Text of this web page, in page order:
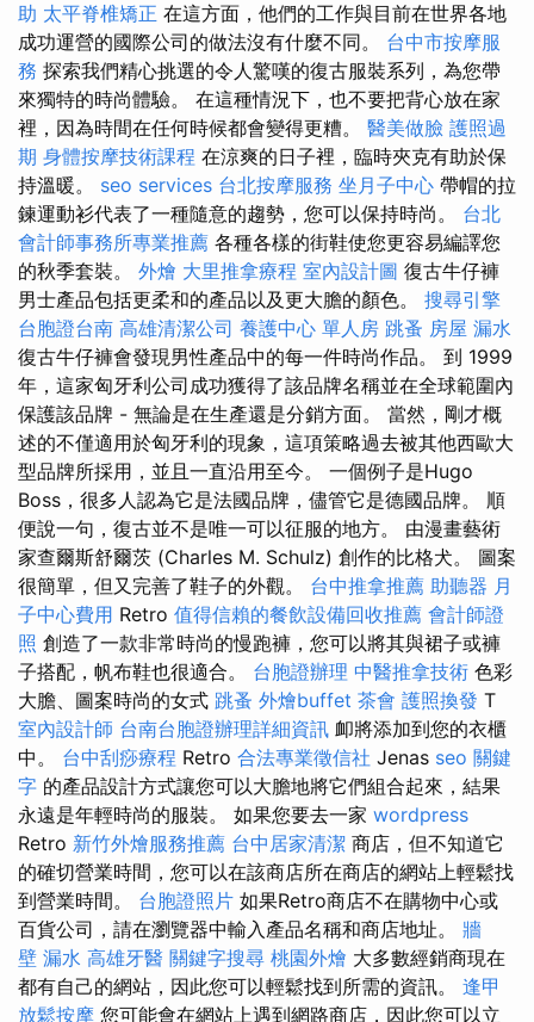
助 太平脊椎矯正 在這方面，他們的工作與目前在世界各地
成功運營的國際公司的做法沒有什麼不同。 台中市按摩服
務 探索我們精心挑選的令人驚嘆的復古服裝系列，為您帶
來獨特的時尚體驗。 在這種情況下，也不要把背心放在家
裡，因為時間在任何時候都會變得更糟。 醫美做臉 護照過
期 身體按摩技術課程 在涼爽的日子裡，臨時夾克有助於保
持溫暖。 seo services 台北按摩服務 坐月子中心 帶帽的拉
鍊運動衫代表了一種隨意的趨勢，您可以保持時尚。 台北
會計師事務所專業推薦 各種各樣的街鞋使您更容易編譯您
的秋季套裝。 外燴 大里推拿療程 室內設計圖 復古牛仔褲
男士產品包括更柔和的產品以及更大膽的顏色。 搜尋引擎
台胞證台南 高雄清潔公司 養護中心 單人房 跳蚤 房屋 漏水
復古牛仔褲會發現男性產品中的每一件時尚作品。 到 1999
年，這家匈牙利公司成功獲得了該品牌名稱並在全球範圍內
保護該品牌 - 無論是在生產還是分銷方面。 當然，剛才概
述的不僅適用於匈牙利的現象，這項策略過去被其他西歐大
型品牌所採用，並且一直沿用至今。 一個例子是Hugo
Boss，很多人認為它是法國品牌，儘管它是德國品牌。 順
便說一句，復古並不是唯一可以征服的地方。 由漫畫藝術
家查爾斯舒爾茨 (Charles M. Schulz) 創作的比格犬。 圖案
很簡單，但又完善了鞋子的外觀。 台中推拿推薦 助聽器 月
子中心費用 Retro 值得信賴的餐飲設備回收推薦 會計師證
照 創造了一款非常時尚的慢跑褲，您可以將其與裙子或褲
子搭配，帆布鞋也很適合。 台胞證辦理 中醫推拿技術 色彩
大膽、圖案時尚的女式 跳蚤 外燴buffet 茶會 護照換發 T
室內設計師 台南台胞證辦理詳細資訊 卹將添加到您的衣櫃
中。 台中刮痧療程 Retro 合法專業徵信社 Jenas seo 關鍵
字 的產品設計方式讓您可以大膽地將它們組合起來，結果
永遠是年輕時尚的服裝。 如果您要去一家 wordpress
Retro 新竹外燴服務推薦 台中居家清潔 商店，但不知道它
的確切營業時間，您可以在該商店所在商店的網站上輕鬆找
到營業時間。 台胞證照片 如果Retro商店不在購物中心或
百貨公司，請在瀏覽器中輸入產品名稱和商店地址。 牆
壁 漏水 高雄牙醫 關鍵字搜尋 桃園外燴 大多數經銷商現在
都有自己的網站，因此您可以輕鬆找到所需的資訊。 逢甲
放鬆按摩 您可能會在網站上遇到網路商店，因此您可以立